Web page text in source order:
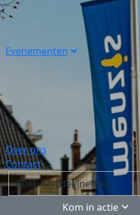
Evenementen
Over ons
Contact
Kom in actie